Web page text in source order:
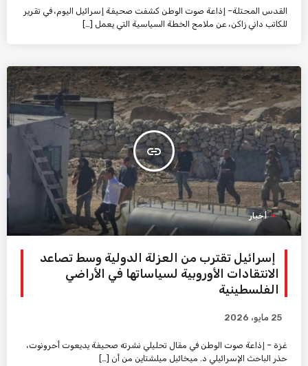
القدس المحتلة– إذاعة صوت الوطن كشفت صحيفة إسرائيل اليوم، في تقرير
للكاتب داني زاكن، عن ملامح الخطة السياسية التي يعمل […]
insert_link
أخبار
إسرائيل تقترب من العزلة الدولية وسط تصاعد
الانتقادات الأوروبية لسياساتها في الأراضي
الفلسطينية
25 مايو، 2026
غزة – إذاعة صوت الوطن في مقال تحليلي نشرته صحيفة يديعوت أحرونوت،
حذر الباحث الإسرائيلي د. ميخائيل ميلشتاين من أن […]